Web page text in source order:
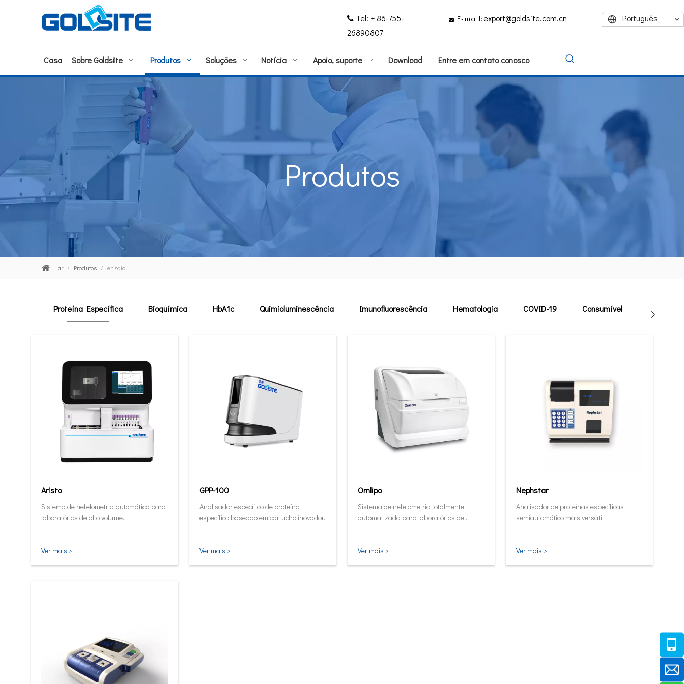
 Tel: + 86-755-
26890807
 E-mail: export@goldsite.com.cn Português
Casa Sobre Goldsite Produtos Soluções Notícia Apoio, suporte Download Entre em contato conosco
Produtos
Lar / Produtos / ensaio
Proteína Específica Bioquímica HbA1c Quimioluminescência Imunofluorescência Hematologia COVID-19 Consumível
Aristo
Sistema de nefelometria automática para
laboratórios de alto volume.
Ver mais >
GPP-100
Analisador específico de proteína
específico baseado em cartucho inovador.
Ver mais >
Omlipo
Sistema de nefelometria totalmente
automatizada para laboratórios de
rendimento de médio e alto volume.
Ver mais >
Nephstar
Analisador de proteínas específicas
semiautomático mais versátil
Ver mais >